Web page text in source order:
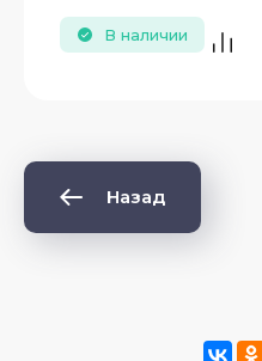
В наличии
Назад